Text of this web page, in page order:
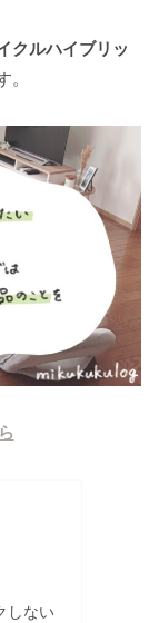
クルハイブリッ
。
しない